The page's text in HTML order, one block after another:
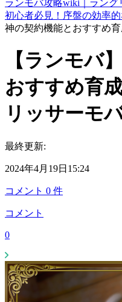
ランモバ攻略wiki｜ラング
初心者必見！序盤の効率
神の契約機能とおすすめ育
【ランモバ
おすすめ育
リッサーモ
最終更新:
2024年4月19日15:24
コメント 0 件
コメント
0